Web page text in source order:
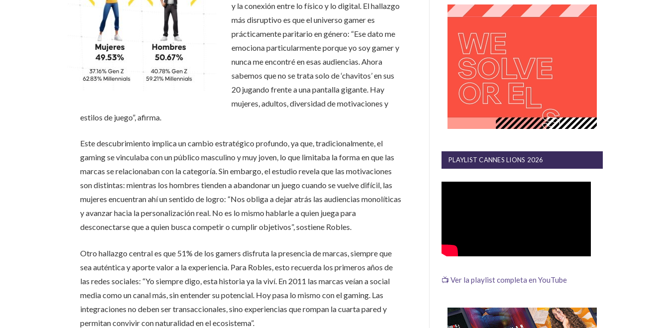
y la conexión entre lo físico y lo digital. El hallazgo
más disruptivo es que el universo gamer es
prácticamente paritario en género: “Ese dato me
emociona particularmente porque yo soy gamer y
nunca me encontré en esas audiencias. Ahora
sabemos que no se trata solo de ‘chavitos’ en sus
20 jugando frente a una pantalla gigante. Hay
mujeres, adultos, diversidad de motivaciones y
estilos de juego”, afirma.
Este descubrimiento implica un cambio estratégico profundo, ya que, tradicionalmente, el
gaming se vinculaba con un público masculino y muy joven, lo que limitaba la forma en que las
marcas se relacionaban con la categoría. Sin embargo, el estudio revela que las motivaciones
son distintas: mientras los hombres tienden a abandonar un juego cuando se vuelve difícil, las
mujeres encuentran ahí un sentido de logro: “Nos obliga a dejar atrás las audiencias monolíticas
y avanzar hacia la personalización real. No es lo mismo hablarle a quien juega para
desconectarse que a quien busca competir o cumplir objetivos”, sostiene Robles.
Otro hallazgo central es que 51% de los gamers disfruta la presencia de marcas, siempre que
sea auténtica y aporte valor a la experiencia. Para Robles, esto recuerda los primeros años de
las redes sociales: “Yo siempre digo, esta historia ya la viví. En 2011 las marcas veían a social
media como un canal más, sin entender su potencial. Hoy pasa lo mismo con el gaming. Las
integraciones no deben ser transaccionales, sino experiencias que rompan la cuarta pared y
permitan convivir con naturalidad en el ecosistema”.
PLAYLIST CANNES LIONS 2026
📺 Ver la playlist completa en YouTube